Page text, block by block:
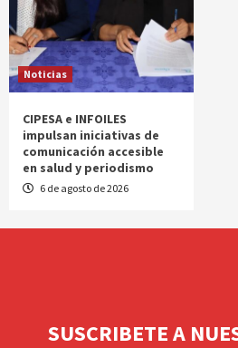
Noticias
CIPESA e INFOILES
impulsan iniciativas de
comunicación accesible
en salud y periodismo
6 de agosto de 2026
SUSCRIBETE A